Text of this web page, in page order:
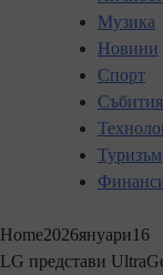
Музика
Новини
Спорт
Събития
Туризъм
Home2026януари16
LG представи